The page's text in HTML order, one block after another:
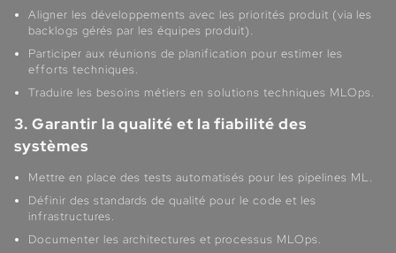
Aligner les développements avec les priorités produit (via les
backlogs gérés par les équipes produit).
Participer aux réunions de planification pour estimer les
efforts techniques.
Traduire les besoins métiers en solutions techniques MLOps.
3. Garantir la qualité et la fiabilité des
systèmes
Mettre en place des tests automatisés pour les pipelines ML.
Définir des standards de qualité pour le code et les
infrastructures.
Documenter les architectures et processus MLOps.